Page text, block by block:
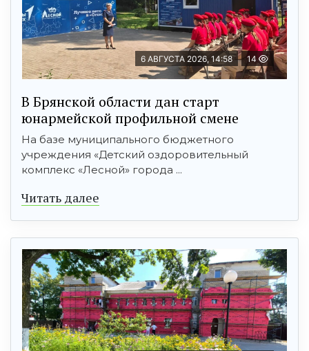
6 АВГУСТА 2026, 14:58 14
В Брянской области дан старт
юнармейской профильной смене
На базе муниципального бюджетного
учреждения «Детский оздоровительный
комплекс «Лесной» города ...
Читать далее